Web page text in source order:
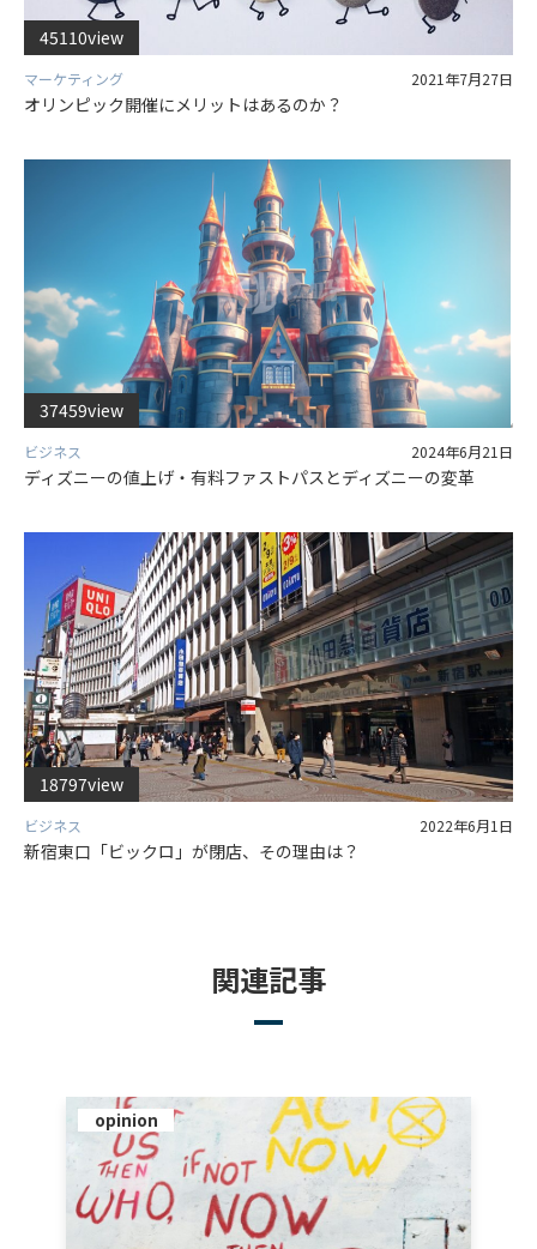
45110view
マーケティング 2021年7月27日
オリンピック開催にメリットはあるのか？
37459view
ビジネス 2024年6月21日
ディズニーの値上げ・有料ファストパスとディズニーの変革
18797view
ビジネス 2022年6月1日
新宿東口「ビックロ」が閉店、その理由は？
関連記事
opinion